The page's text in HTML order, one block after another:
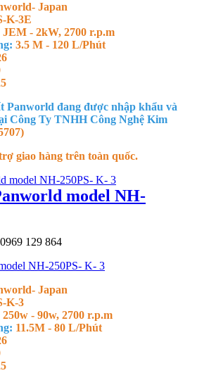
Japan
K-3E
JEM - 2kW, 2700 r.p.m
3.5 M - 120 L/Phút
Panworld đang được nhập khẩu và
Công Ty TNHH Công Nghệ Kim
giao hàng trên toàn quốc.
model NH-
129 864
NH-250PS- K- 3
Japan
K-3
250w - 90w, 2700 r.p.m
11.5M - 80 L/Phút